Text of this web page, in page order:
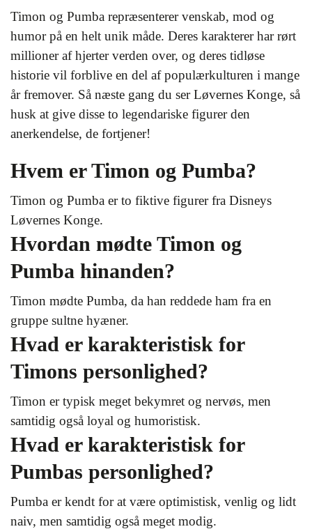
Timon og Pumba repræsenterer venskab, mod og
humor på en helt unik måde. Deres karakterer har rørt
millioner af hjerter verden over, og deres tidløse
historie vil forblive en del af populærkulturen i mange
år fremover. Så næste gang du ser Løvernes Konge, så
husk at give disse to legendariske figurer den
anerkendelse, de fortjener!
Hvem er Timon og Pumba?
Timon og Pumba er to fiktive figurer fra Disneys
Løvernes Konge.
Hvordan mødte Timon og
Pumba hinanden?
Timon mødte Pumba, da han reddede ham fra en
gruppe sultne hyæner.
Hvad er karakteristisk for
Timons personlighed?
Timon er typisk meget bekymret og nervøs, men
samtidig også loyal og humoristisk.
Hvad er karakteristisk for
Pumbas personlighed?
Pumba er kendt for at være optimistisk, venlig og lidt
naiv, men samtidig også meget modig.